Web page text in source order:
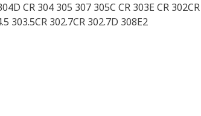
CR 304 305 307 305C CR 303E CR
303.5CR 302.7CR 302.7D 308E2